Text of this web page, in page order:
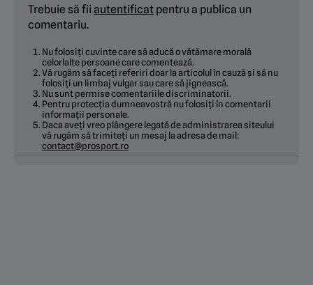
Trebuie să fii autentificat pentru a publica un
comentariu.
Nu folosiți cuvinte care să aducă o vătămare morală
celorlalte persoane care comentează.
Vă rugăm să faceți referiri doar la articolul în cauză și să nu
folosiți un limbaj vulgar sau care să jignească.
Nu sunt permise comentariile discriminatorii.
Pentru protecția dumneavostră nu folosiți în comentarii
informații personale.
Daca aveți vreo plângere legată de administrarea siteului
vă rugăm să trimiteți un mesaj la adresa de mail:
contact@prosport.ro